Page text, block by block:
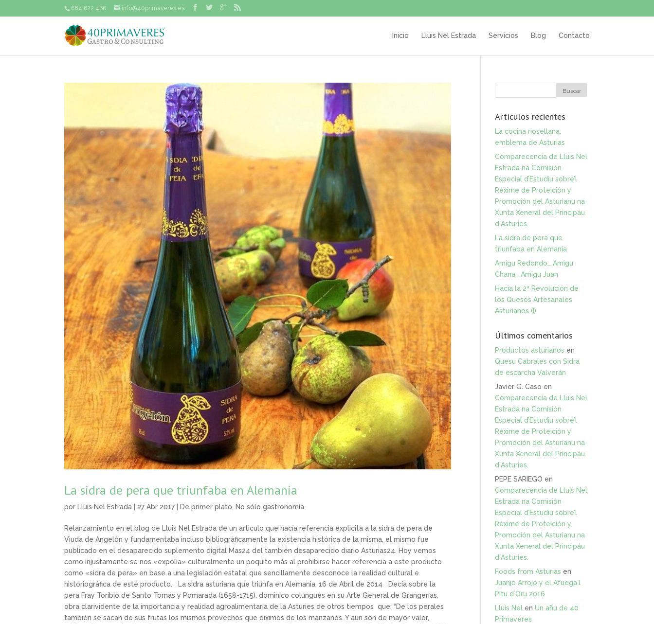
684 622 466 info@40primaveres.es
Inicio Lluis Nel Estrada Servicios Blog Contacto
La sidra de pera que triunfaba en Alemania
por Lluis Nel Estrada | 27 Abr 2017 | De primer plato No sólo gastronomía
Relanzamiento en el blog de Lluis Nel Estrada de un articulo que hacía referencia explicita a la sidra de pera de
Viuda de Angelón y fundamentaba incluso bibliográficamente la existencia histórica de la misma, el mismo fue
publicado en el desaparecido suplemento digital Mas24 del también desaparecido diario Asturias24. Hoy vemos
como injustamente se nos «expolia» culturalmente un poquito más al prohibirse hacer referencia a este producto
como «sidra de pera» en base a una legislación estatal que sencillamente desconoce la realidad cultural e
historiográfica de este producto. La sidra asturiana que triunfa en Alemania. 16 de Abril de 2014 Decía sobre la
pera Fray Toríbio de Santo Tomás y Pomarada (1658-1715), dominico colungués en su Arte General de Grangerias,
obra clarividente de la importancia y realidad agroalimentaria de la Asturies de otros tiempos que: “De los perales
también se sacan de sus frutas los mismos provechos que diximos de los manzanos. Y aun son de mayor valor,
Artículos recientes
La cocina riosellana,
emblema de Asturias
Comparecencia de Lluis Nel
Estrada na Comisión
Especial d’Estudiu sobre’l
Réxime de Proteición y
Promoción del Asturianu na
Xunta Xeneral del Principáu
d`Asturies.
La sidra de pera que
triunfaba en Alemania
Amigu Redondo… Amigu
Chana… Amigu Juan
Hacia la 2ª Revolución de
los Quesos Artesanales
Asturianos (I)
Últimos comentarios
Productos asturianos en
Quesu Cabrales con Sidra
de escarcha Valverán
Javier G. Caso en
Comparecencia de Lluis Nel
Estrada na Comisión
Especial d’Estudiu sobre’l
Réxime de Proteición y
Promoción del Asturianu na
Xunta Xeneral del Principáu
d`Asturies.
PEPE SARIEGO en
Comparecencia de Lluis Nel
Estrada na Comisión
Especial d’Estudiu sobre’l
Réxime de Proteición y
Promoción del Asturianu na
Xunta Xeneral del Principáu
d`Asturies.
Foods from Asturias en
Juanjo Arrojo y el Afuega`l
Pitu d`Oru 2016
Lluis Nel en Un añu de 40
Primaveres